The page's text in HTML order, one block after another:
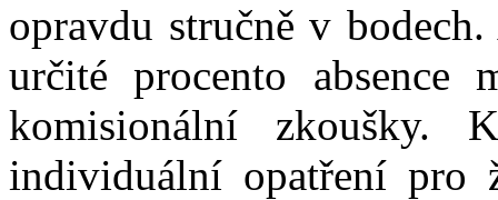
opravdu stručně v
určité procento absence
komisionální zkoušky.
individuální opatření pro